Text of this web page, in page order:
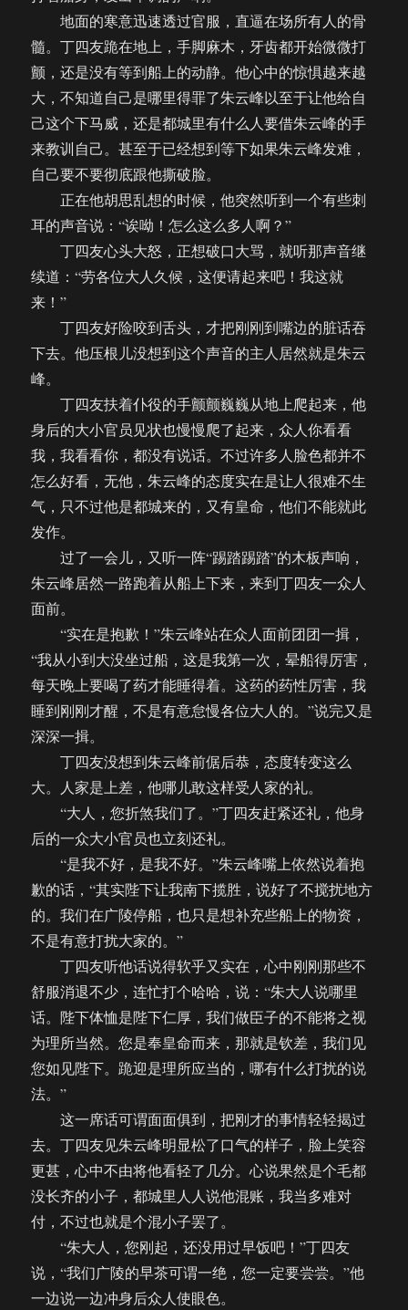
地面的寒意迅速透过官服，直逼在场所有人的骨
髓。丁四友跪在地上，手脚麻木，牙齿都开始微微打
颤，还是没有等到船上的动静。他心中的惊惧越来越
大，不知道自己是哪里得罪了朱云峰以至于让他给自
己这个下马威，还是都城里有什么人要借朱云峰的手
来教训自己。甚至于已经想到等下如果朱云峰发难，
自己要不要彻底跟他撕破脸。
正在他胡思乱想的时候，他突然听到一个有些刺
耳的声音说：“诶呦！怎么这么多人啊？”
丁四友心头大怒，正想破口大骂，就听那声音继
续道：“劳各位大人久候，这便请起来吧！我这就
来！”
丁四友好险咬到舌头，才把刚刚到嘴边的脏话吞
下去。他压根儿没想到这个声音的主人居然就是朱云
峰。
丁四友扶着仆役的手颤颤巍巍从地上爬起来，他
身后的大小官员见状也慢慢爬了起来，众人你看看
我，我看看你，都没有说话。不过许多人脸色都并不
怎么好看，无他，朱云峰的态度实在是让人很难不生
气，只不过他是都城来的，又有皇命，他们不能就此
发作。
过了一会儿，又听一阵“踢踏踢踏”的木板声响，
朱云峰居然一路跑着从船上下来，来到丁四友一众人
面前。
“实在是抱歉！”朱云峰站在众人面前团团一揖，
“我从小到大没坐过船，这是我第一次，晕船得厉害，
每天晚上要喝了药才能睡得着。这药的药性厉害，我
睡到刚刚才醒，不是有意怠慢各位大人的。”说完又是
深深一揖。
丁四友没想到朱云峰前倨后恭，态度转变这么
大。人家是上差，他哪儿敢这样受人家的礼。
“大人，您折煞我们了。”丁四友赶紧还礼，他身
后的一众大小官员也立刻还礼。
“是我不好，是我不好。”朱云峰嘴上依然说着抱
歉的话，“其实陛下让我南下揽胜，说好了不搅扰地方
的。我们在广陵停船，也只是想补充些船上的物资，
不是有意打扰大家的。”
丁四友听他话说得软乎又实在，心中刚刚那些不
舒服消退不少，连忙打个哈哈，说：“朱大人说哪里
话。陛下体恤是陛下仁厚，我们做臣子的不能将之视
为理所当然。您是奉皇命而来，那就是钦差，我们见
您如见陛下。跪迎是理所应当的，哪有什么打扰的说
法。”
这一席话可谓面面俱到，把刚才的事情轻轻揭过
去。丁四友见朱云峰明显松了口气的样子，脸上笑容
更甚，心中不由将他看轻了几分。心说果然是个毛都
没长齐的小子，都城里人人说他混账，我当多难对
付，不过也就是个混小子罢了。
“朱大人，您刚起，还没用过早饭吧！”丁四友
说，“我们广陵的早茶可谓一绝，您一定要尝尝。”他
一边说一边冲身后众人使眼色。